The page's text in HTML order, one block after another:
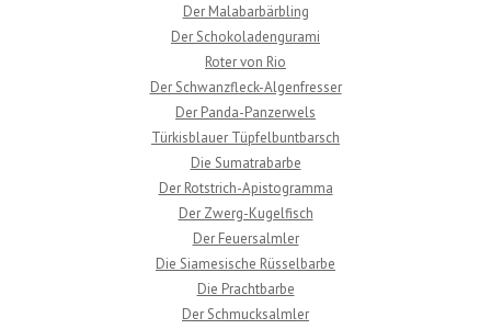
Der Malabarbärbling
Der Schokoladengurami
Roter von Rio
Der Schwanzfleck-Algenfresser
Der Panda-Panzerwels
Türkisblauer Tüpfelbuntbarsch
Die Sumatrabarbe
Der Rotstrich-Apistogramma
Der Zwerg-Kugelfisch
Der Feuersalmler
Die Siamesische Rüsselbarbe
Die Prachtbarbe
Der Schmucksalmler